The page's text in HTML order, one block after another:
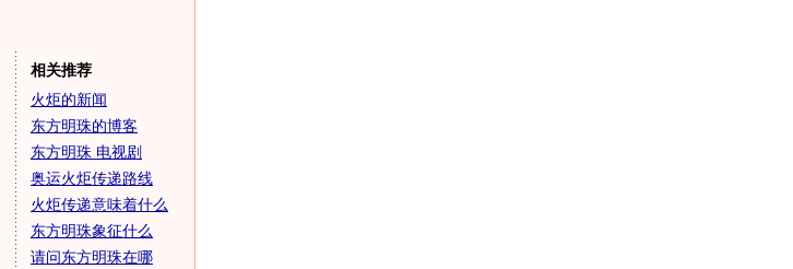
相关推荐
火炬的新闻
东方明珠的博客
东方明珠 电视剧
奥运火炬传递路线
火炬传递意味着什么
东方明珠象征什么
请问东方明珠在哪